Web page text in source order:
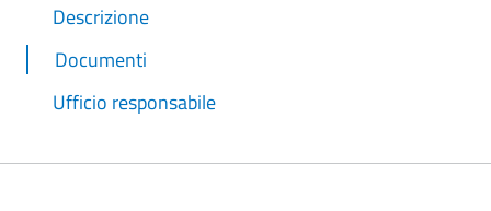
Descrizione
Documenti
Ufficio responsabile